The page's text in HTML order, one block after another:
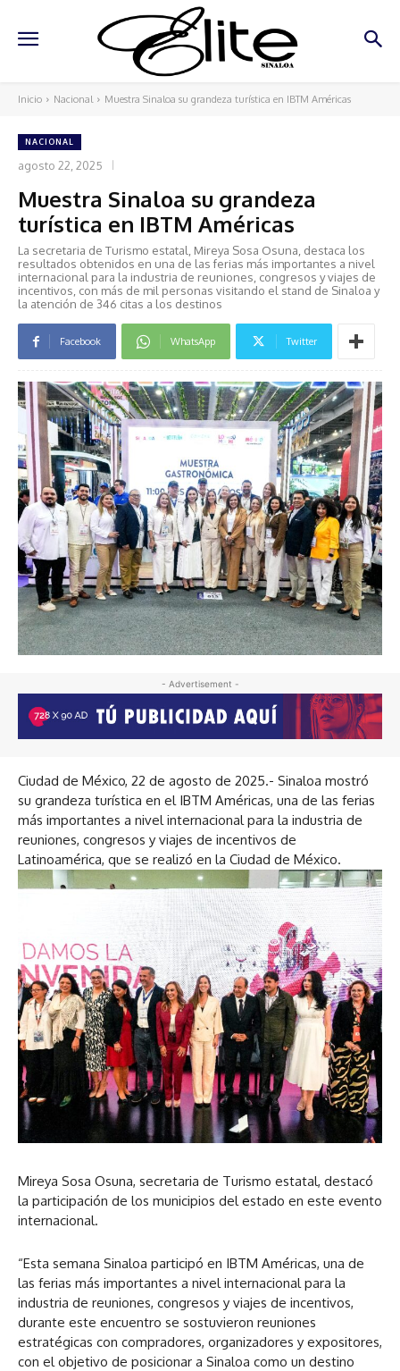
Inicio Nacional Muestra Sinaloa su grandeza turística en IBTM Américas
NACIONAL
agosto 22, 2025
Muestra Sinaloa su grandeza
turística en IBTM Américas
La secretaria de Turismo estatal, Mireya Sosa Osuna, destaca los
resultados obtenidos en una de las ferias más importantes a nivel
internacional para la industria de reuniones, congresos y viajes de
incentivos, con más de mil personas visitando el stand de Sinaloa y
la atención de 346 citas a los destinos
Facebook WhatsApp Twitter
- Advertisement -
Ciudad de México, 22 de agosto de 2025.- Sinaloa mostró
su grandeza turística en el IBTM Américas, una de las ferias
más importantes a nivel internacional para la industria de
reuniones, congresos y viajes de incentivos de
Latinoamérica, que se realizó en la Ciudad de México.
Mireya Sosa Osuna, secretaria de Turismo estatal, destacó
la participación de los municipios del estado en este evento
internacional.
“Esta semana Sinaloa participó en IBTM Américas, una de
las ferias más importantes a nivel internacional para la
industria de reuniones, congresos y viajes de incentivos,
durante este encuentro se sostuvieron reuniones
estratégicas con compradores, organizadores y expositores,
con el objetivo de posicionar a Sinaloa como un destino